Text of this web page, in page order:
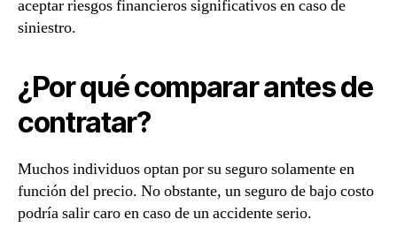
aceptar riesgos financieros significativos en caso de
siniestro.
¿Por qué comparar antes de
contratar?
Muchos individuos optan por su seguro solamente en
función del precio. No obstante, un seguro de bajo costo
podría salir caro en caso de un accidente serio.